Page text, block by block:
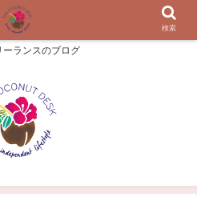
ーランスのブログ
検索